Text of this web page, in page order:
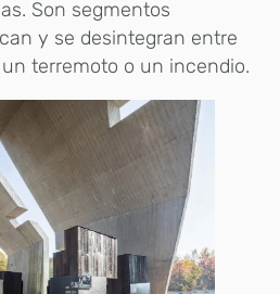
Son segmentos
y se desintegran entre
terremoto o un incendio.